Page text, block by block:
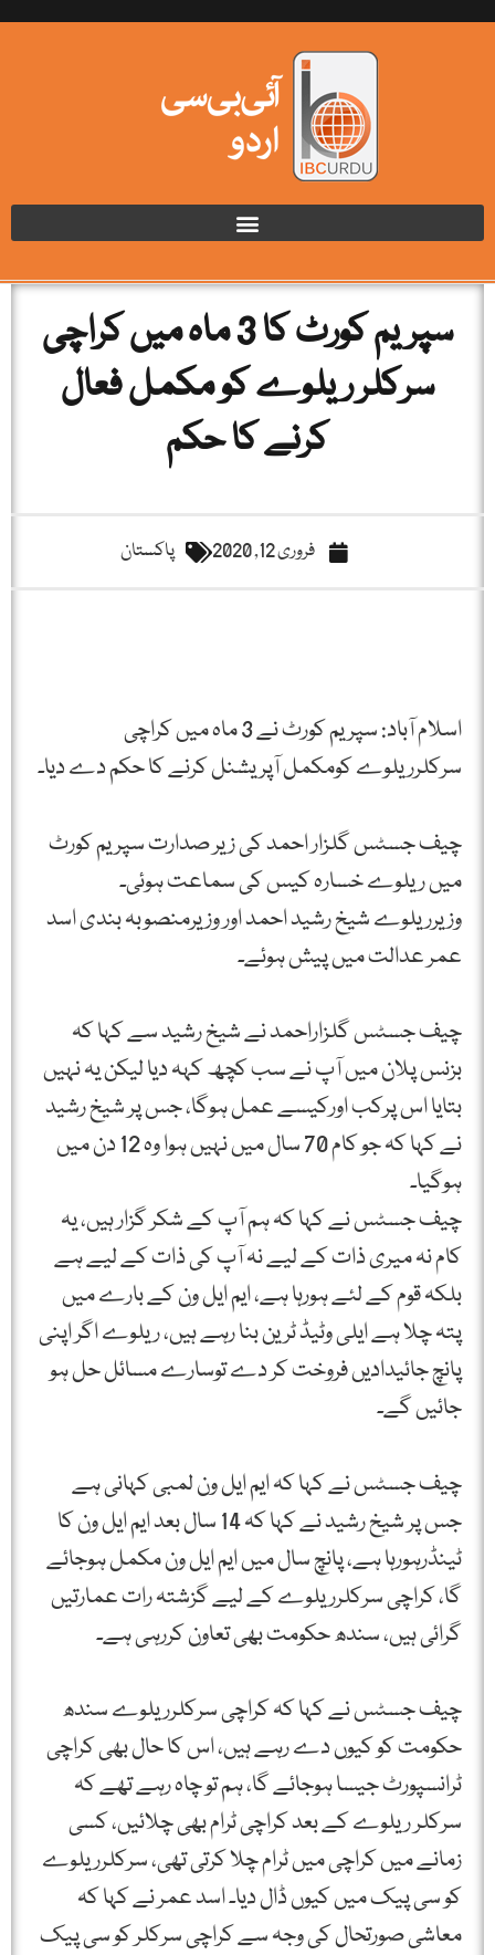
سپریم کورٹ کا 3 ماہ میں کراچی
سرکلر ریلوے کو مکمل فعال
کرنے کا حکم
فروری 12, 2020 پاکستان
اسلام آباد: سپریم کورٹ نے 3 ماہ میں کراچی
سرکلرریلوے کومکمل آپریشنل کرنے کا حکم دے دیا۔
چیف جسٹس گلزار احمد کی زیر صدارت سپریم کورٹ
میں ریلوے خسارہ کیس کی سماعت ہوئی۔
وزیرریلوے شیخ رشید احمد اور وزیرمنصوبہ بندی اسد
عمر عدالت میں پیش ہوئے۔
چیف جسٹس گلزاراحمد نے شیخ رشید سے کہا کہ
بزنس پلان میں آپ نے سب کچھ کہہ دیا لیکن یہ نہیں
بتایا اس پرکب اورکیسے عمل ہوگا، جس پر شیخ رشید
نے کہا کہ جو کام 70 سال میں نہیں ہوا وہ 12 دن میں
ہوگیا۔
چیف جسٹس نے کہا کہ ہم آپ کے شکر گزار ہیں، یہ
کام نہ میری ذات کے لیے نہ آپ کی ذات کے لیے ہے
بلکہ قوم کے لئے ہورہا ہے، ایم ایل ون کے بارے میں
پتہ چلا ہے ایلی وٹیڈ ٹرین بنا رہے ہیں، ریلوے اگر اپنی
پانچ جائیدادیں فروخت کر دے توسارے مسائل حل ہو
جائیں گے۔
چیف جسٹس نے کہا کہ ایم ایل ون لمبی کہانی ہے
جس پر شیخ رشید نے کہا کہ 14 سال بعد ایم ایل ون کا
ٹینڈرہورہا ہے، پانچ سال میں ایم ایل ون مکمل ہوجائے
گا، کراچی سرکلرریلوے کے لیے گزشتہ رات عمارتیں
گرائی ہیں، سندھ حکومت بھی تعاون کررہی ہے۔
چیف جسٹس نے کہا کہ کراچی سرکلرریلوے سندھ
حکومت کو کیوں دے رہے ہیں، اس کا حال بھی کراچی
ٹرانسپورٹ جیسا ہوجائے گا، ہم تو چاہ رہے تھے کہ
سرکلر ریلوے کے بعد کراچی ٹرام بھی چلائیں، کسی
زمانے میں کراچی میں ٹرام چلا کرتی تھی، سرکلرریلوے
کو سی پیک میں کیوں ڈال دیا۔ اسد عمر نے کہا کہ
معاشی صورتحال کی وجہ سے کراچی سرکلر کو سی پیک